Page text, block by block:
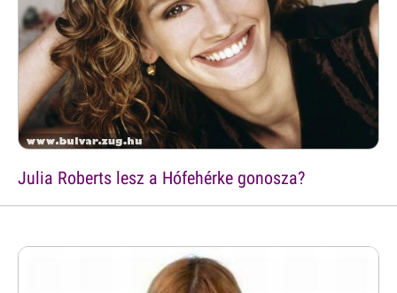
Julia Roberts lesz a Hófehérke gonosza?